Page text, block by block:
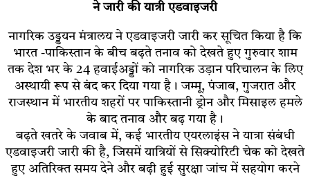
ने जारी की यात्री एडवाइजरी
नागरिक उड्डयन मंत्रालय ने एडवाइजरी जारी कर सूचित किया है कि
भारत -पाकिस्तान के बीच बढ़ते तनाव को देखते हुए गुरुवार शाम
तक देश भर के 24 हवाईअड्डों को नागरिक उड़ान परिचालन के लिए
अस्थायी रूप से बंद कर दिया गया है। जम्मू, पंजाब, गुजरात और
राजस्थान में भारतीय शहरों पर पाकिस्तानी ड्रोन और मिसाइल हमले
के बाद तनाव और बढ़ गया है।
बढ़ते खतरे के जवाब में, कई भारतीय एयरलाइंस ने यात्रा संबंधी
एडवाइजरी जारी की है, जिसमें यात्रियों से सिक्योरिटी चेक को देखते
हुए अतिरिक्त समय देने और बढ़ी हुई सुरक्षा जांच में सहयोग करने